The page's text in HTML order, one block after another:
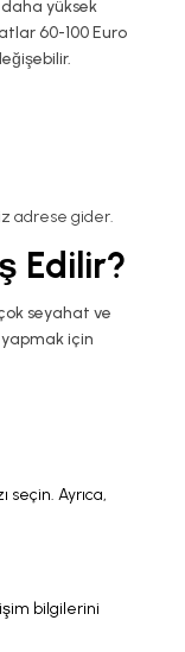
yüksek
60-100 Euro
adrese gider.
Edilir?
seyahat ve
için
seçin. Ayrıca,
bilgilerini